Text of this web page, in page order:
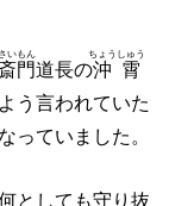
斎門
さいもん
道長の沖霄
ちょうしゅう
う言われていた
っていました。
としても守り抜